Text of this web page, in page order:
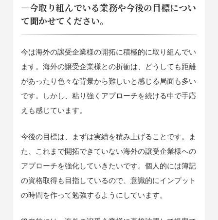
―今取り組んでいる業務や今後の目標につい
て聞かせてください。
今は海外の譲受企業様の開拓に積極的に取り組んでい
ます。海外の譲受企業様との折衝は、どうしても距離
があったり色々な背景から難しいと感じる局面も多い
です。しかし、粘り強くアプローチを続ける中で手応
えも感じています。
今後の目標は、まずは実績を積み上げることです。ま
た、これまで開拓できていない海外の譲受企業様への
アプローチを強化していきたいです。個人的には簿記
の資格取得も目指しているので、意識的にインプット
の時間を作って勉強するようにしています。